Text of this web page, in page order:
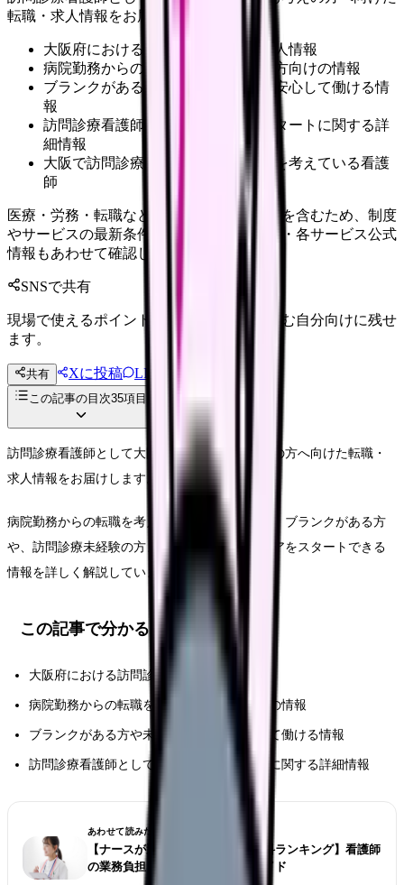
転職・求人情報をお届けします。
大阪府における訪問診療看護師の求人情報
病院勤務からの転職を検討している方向けの情報
ブランクがある方や未経験の方でも安心して働ける情
報
訪問診療看護師としてのキャリアスタートに関する詳
細情報
大阪で訪問診療看護師としての転職を考えている看護
師
医療・労務・転職など判断に影響する内容を含むため、制度
やサービスの最新条件は公的機関・勤務先・各サービス公式
情報もあわせて確認してください。
SNSで共有
現場で使えるポイントを、同僚やあとで読む自分向けに残せ
ます。
共有 Xに投稿 LINE
投稿文コピー
この記事の目次35項目
訪問診療看護師として大阪で働くことをお考えの方へ向けた転職・
求人情報をお届けします。
病院勤務からの転職を考えている方はもちろん、ブランクがある方
や、訪問診療未経験の方まで、安心してキャリアをスタートできる
情報を詳しく解説しています。
この記事で分かること
大阪府における訪問診療看護師の求人情報
病院勤務からの転職を検討している方向けの情報
ブランクがある方や未経験の方でも安心して働ける情報
訪問診療看護師としてのキャリアスタートに関する詳細情報
あわせて読みたい
【ナースが選ぶ仕事が大変な診療科ランキング】看護師
の業務負担とストレス対策完全ガイド